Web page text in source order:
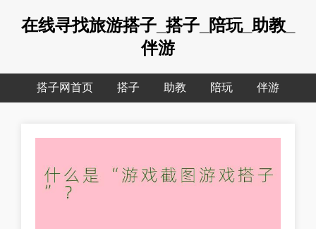
在线寻找旅游搭子_搭子_陪玩_助教_
伴游
搭子网首页 搭子 助教 陪玩 伴游